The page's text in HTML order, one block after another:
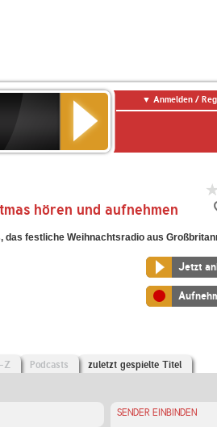
Anmelden /
hören und aufnehmen
das festliche Weihnachtsradio aus
Jetzt
Z Podcasts zuletzt gespielte Titel
SENDER EINBINDEN